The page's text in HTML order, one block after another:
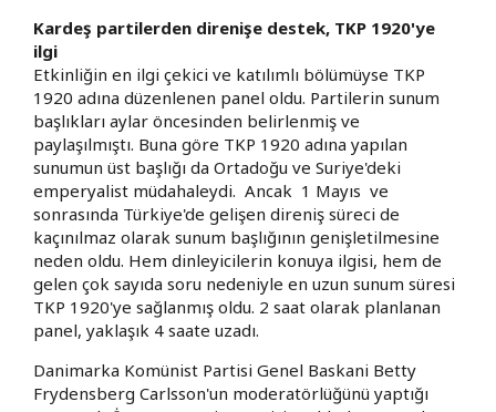
Kardeş partilerden direnişe destek, TKP 1920'ye
ilgi
Etkinliğin en ilgi çekici ve katılımlı bölümüyse TKP
1920 adına düzenlenen panel oldu. Partilerin sunum
başlıkları aylar öncesinden belirlenmiş ve
paylaşılmıştı. Buna göre TKP 1920 adına yapılan
sunumun üst başlığı da Ortadoğu ve Suriye'deki
emperyalist müdahaleydi. Ancak 1 Mayıs ve
sonrasında Türkiye'de gelişen direniş süreci de
kaçınılmaz olarak sunum başlığının genişletilmesine
neden oldu. Hem dinleyicilerin konuya ilgisi, hem de
gelen çok sayıda soru nedeniyle en uzun sunum süresi
TKP 1920'ye sağlanmış oldu. 2 saat olarak planlanan
panel, yaklaşık 4 saate uzadı.
Danimarka Komünist Partisi Genel Baskani Betty
Frydensberg Carlsson'un moderatörlüğünü yaptığı